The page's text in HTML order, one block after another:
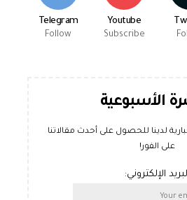
Youtube
Subscribe
Telegram
Follow
الأسبوعية
لدينا للحصول على أحدث مقالاتنا
على الفور!
الإلكتروني: